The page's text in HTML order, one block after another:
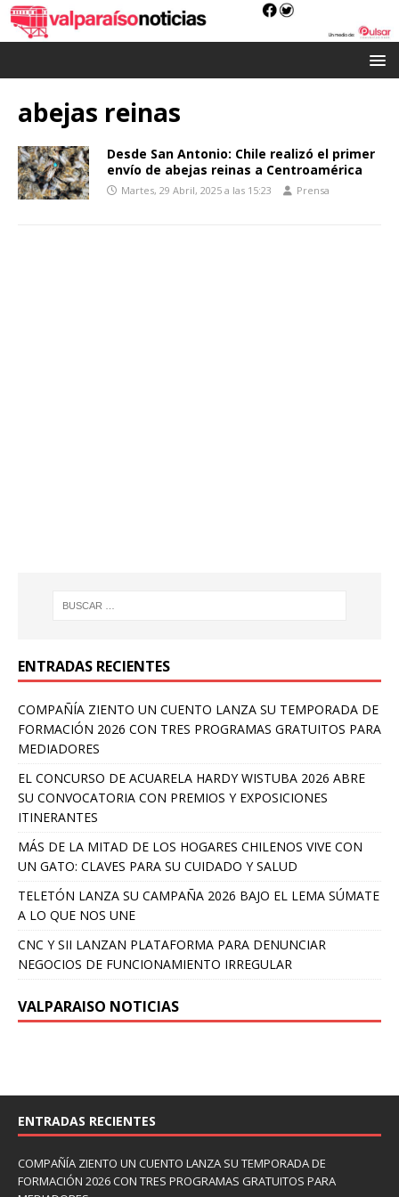
abejas reinas
Desde San Antonio: Chile realizó el primer
envío de abejas reinas a Centroamérica
Martes, 29 Abril, 2025 a las 15:23 Prensa
ENTRADAS RECIENTES
COMPAÑÍA ZIENTO UN CUENTO LANZA SU TEMPORADA DE
FORMACIÓN 2026 CON TRES PROGRAMAS GRATUITOS PARA
MEDIADORES
EL CONCURSO DE ACUARELA HARDY WISTUBA 2026 ABRE
SU CONVOCATORIA CON PREMIOS Y EXPOSICIONES
ITINERANTES
MÁS DE LA MITAD DE LOS HOGARES CHILENOS VIVE CON
UN GATO: CLAVES PARA SU CUIDADO Y SALUD
TELETÓN LANZA SU CAMPAÑA 2026 BAJO EL LEMA SÚMATE
A LO QUE NOS UNE
CNC Y SII LANZAN PLATAFORMA PARA DENUNCIAR
NEGOCIOS DE FUNCIONAMIENTO IRREGULAR
VALPARAISO NOTICIAS
ENTRADAS RECIENTES
COMPAÑÍA ZIENTO UN CUENTO LANZA SU TEMPORADA DE
FORMACIÓN 2026 CON TRES PROGRAMAS GRATUITOS PARA